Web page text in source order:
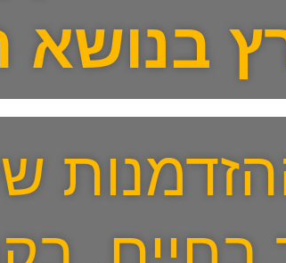
בנושא